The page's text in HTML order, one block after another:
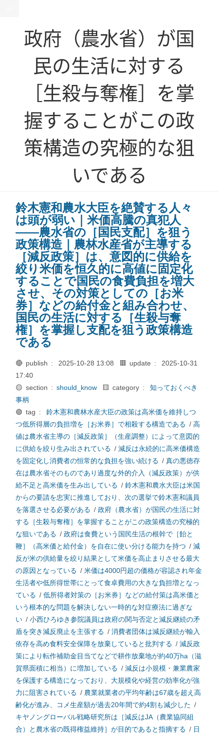
政府（農水省）が国
民の生活に対する
［生殺与奪権］を掌
握することがこの政
策構造の究極的な狙
いである
鈴木憲和農水大臣を絶賛する人々
は頭が弱い｜米価高騰の真犯人
――農水省の［国民支配］を狙う
政策構造｜農林水産省が主導する
［減反政策］は、意図的に供給を
絞り米価を恒久的に高値に固定化
することで国民の食費負担を増大
させ、その対策としての［お米
券］などの給付金と組み合わせ、
国民の生活に対する［生殺与奪
権］を掌握し支配を狙う政策構造
である
🔴 publish : 2025-10-28 13:08 🟥 update :
2025-10-31
17:40
🟡 section : should_know 🟨 category :
知っておくべき
事柄
🟢 tag :
鈴木憲和農林水産大臣の政策は高米価を維持しつ
つ低所得層の負担増を［お米券］で相殺する構造である / 高
値は農水省主導の［減反政策］（生産調整）によって意図的
に供給を絞り生み出されている / 減反は永続的に高米価構造
を固定化し消費者の恒常的な負担を強い続ける / 真の悪徳存
在は農水省そのものであり過度な外的介入（減反政策）が供
給不足と高米価を生み出している / 鈴木憲和農水大臣は米国
からの要請を忠実に推進しており、次の選挙で鈴木憲和議員
を落選させる必要がある / 政府（農水省）が国民の生活に対
する［生殺与奪権］を掌握することがこの政策構造の究極的
な狙いである / 政府は食費という国民生活の根幹で［飴と
鞭］（高米価と給付金）を自在に使い分ける能力を持つ / 減
反が米の供給量を絞り結果として米価を高止まりさせる最大
の原因となっている / 米価は4000円超の価格が容認され年金
生活者や低所得世帯にとって食卓費用の大きな負担増となっ
ている / 低所得者対策の［お米券］などの給付策は高米価と
いう根本的な問題を解決しない一時的な対症療法に過ぎな
い / 小西ひろゆき参院議員は政府の関与否定と減反継続の矛
盾を突き減反廃止を主張する / 消費者団体は減反継続が輸入
依存を高め食料安全保障を放棄していると批判する / 減反政
策により転作補助金目当てなどで耕作放棄地が約40万ha（滋
賀県面積に相当）に増加している / 減反は小規模・兼業農家
を保護する構造になっており、大規模化や経営の効率化が強
力に阻害されている / 農業就業者の平均年齢は67歳を超え高
齢化が進み、コメ生産額が過去20年間で約4割も減少した /
キヤノングローバル戦略研究所は［減反はJA（農業協同組
合）と農水省の既得権益維持］が目的であると指摘する / 日